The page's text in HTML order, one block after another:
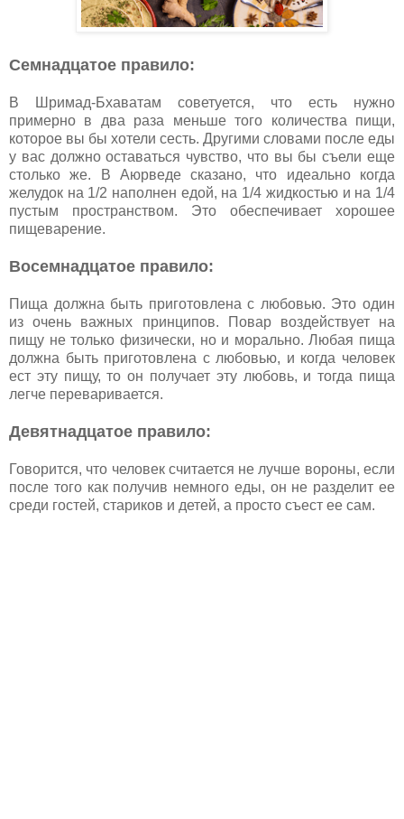
Семнадцатое правило:
В Шримад-Бхаватам советуется, что есть нужно
примерно в два раза меньше того количества пищи,
которое вы бы хотели сесть. Другими словами после еды
у вас должно оставаться чувство, что вы бы съели еще
столько же. В Аюрведе сказано, что идеально когда
желудок на 1/2 наполнен едой, на 1/4 жидкостью и на 1/4
пустым пространством. Это обеспечивает хорошее
пищеварение.
Восемнадцатое правило:
Пища должна быть приготовлена с любовью. Это один
из очень важных принципов. Повар воздействует на
пищу не только физически, но и морально. Любая пища
должна быть приготовлена с любовью, и когда человек
ест эту пищу, то он получает эту любовь, и тогда пища
легче переваривается.
Девятнадцатое правило:
Говорится, что человек считается не лучше вороны, если
после того как получив немного еды, он не разделит ее
среди гостей, стариков и детей, а просто съест ее сам.